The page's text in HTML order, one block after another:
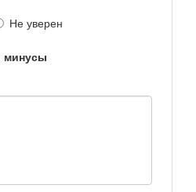
Не уверен
минусы